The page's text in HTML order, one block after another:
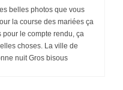
belles photos que vous
la course des mariées ça
le compte rendu, ça
choses. La ville de
nuit Gros bisous